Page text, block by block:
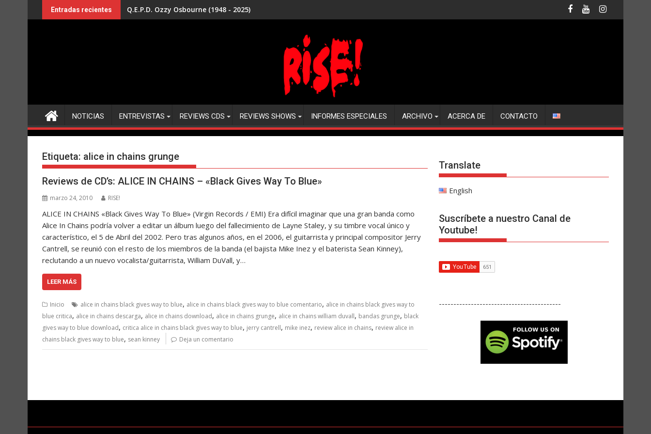
al
Entradas recientes Q.E.P.D. Ozzy Osbourne (1948 - 2025)
NOTICIAS ENTREVISTAS REVIEWS CDS REVIEWS SHOWS INFORMES ESPECIALES ARCHIVO ACERCA DE CONTACTO
Etiqueta: alice in chains grunge
Reviews de CD’s: ALICE IN CHAINS – «Black Gives Way To Blue»
marzo 24, 2010 RISE!
ALICE IN CHAINS «Black Gives Way To Blue» (Virgin Records / EMI) Era difícil imaginar que una gran banda como
Alice In Chains podría volver a editar un álbum luego del fallecimiento de Layne Staley, y su timbre vocal único y
característico, el 5 de Abril del 2002. Pero tras algunos años, en el 2006, el guitarrista y principal compositor Jerry
Cantrell, se reunió con el resto de los miembros de la banda (el bajista Mike Inez y el baterista Sean Kinney),
reclutando a un nuevo vocalista/guitarrista, William DuVall, y…
LEER MÁS
Inicio alice in chains black gives way to blue, alice in chains black gives way to blue comentario, alice in chains black gives way to
blue critica, alice in chains descarga, alice in chains download, alice in chains grunge, alice in chains william duvall, bandas grunge, black
gives way to blue download, critica alice in chains black gives way to blue, jerry cantrell, mike inez, review alice in chains, review alice in
chains black gives way to blue, sean kinney Deja un comentario
Translate
English
Suscríbete a nuestro Canal de
Youtube!
------------------------------------------